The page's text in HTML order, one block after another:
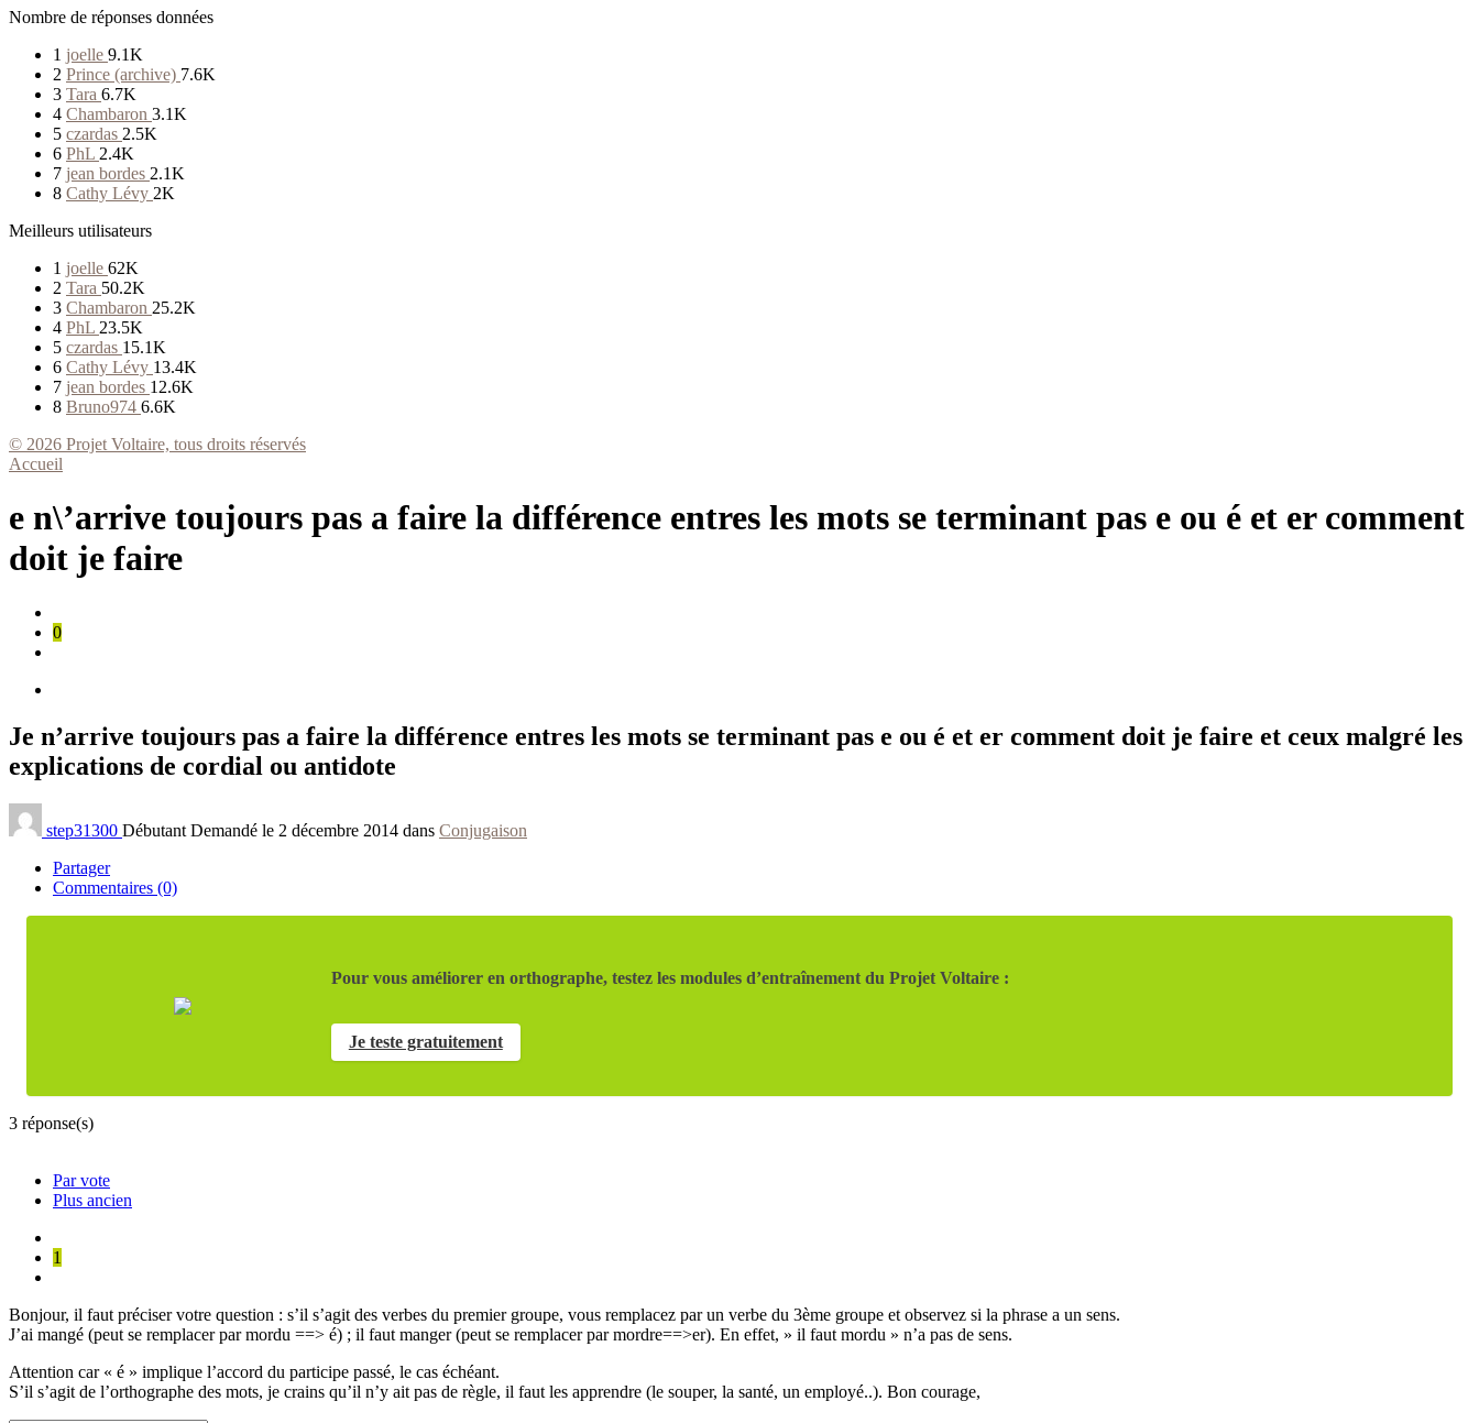
Nombre de réponses données
1 joelle 9.1K
2 Prince (archive) 7.6K
3 Tara 6.7K
4 Chambaron 3.1K
5 czardas 2.5K
6 PhL 2.4K
7 jean bordes 2.1K
8 Cathy Lévy 2K
Meilleurs utilisateurs
1 joelle 62K
2 Tara 50.2K
3 Chambaron 25.2K
4 PhL 23.5K
5 czardas 15.1K
6 Cathy Lévy 13.4K
7 jean bordes 12.6K
8 Bruno974 6.6K
© 2026 Projet Voltaire, tous droits réservés
Accueil
e n\’arrive toujours pas a faire la différence entres les mots se terminant pas e ou é et er comment
doit je faire
0
Je n’arrive toujours pas a faire la différence entres les mots se terminant pas e ou é et er comment doit je faire et ceux malgré les
explications de cordial ou antidote
step31300 Débutant Demandé le 2 décembre 2014 dans Conjugaison
Partager
Commentaires (0)
Pour vous améliorer en orthographe, testez les modules d’entraînement du Projet Voltaire :
Je teste gratuitement
3 réponse(s)
Par vote
Plus ancien
1
Bonjour, il faut préciser votre question : s’il s’agit des verbes du premier groupe, vous remplacez par un verbe du 3ème groupe et observez si la phrase a un sens.
J’ai mangé (peut se remplacer par mordu ==> é) ; il faut manger (peut se remplacer par mordre==>er). En effet, » il faut mordu » n’a pas de sens.
Attention car « é » implique l’accord du participe passé, le cas échéant.
S’il s’agit de l’orthographe des mots, je crains qu’il n’y ait pas de règle, il faut les apprendre (le souper, la santé, un employé..). Bon courage,